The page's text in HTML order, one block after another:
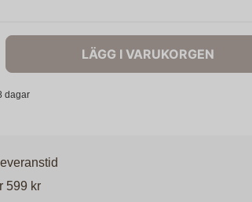
LÄGG I VARUKORGEN
dagar
599 kr